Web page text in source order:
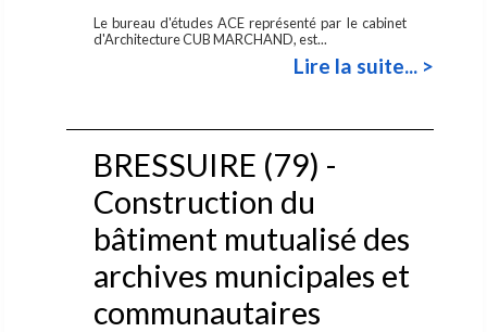
Le bureau d'études ACE représenté par le cabinet
d'Architecture CUB MARCHAND, est...
Lire la suite... >
BRESSUIRE (79) -
Construction du
bâtiment mutualisé des
archives municipales et
communautaires